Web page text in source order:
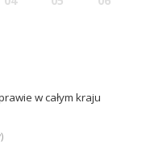
w całym kraju